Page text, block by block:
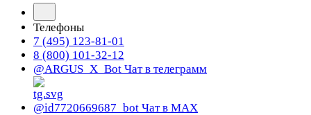
Телефоны
7 (495) 123-81-01
8 (800) 101-32-12
@ARGUS_X_Bot Чат в телеграмм
@id7720669687_bot Чат в МАХ